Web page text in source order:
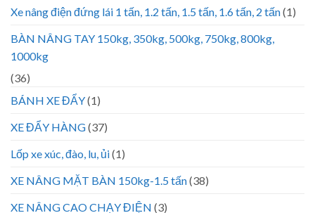
Xe nâng điện đứng lái 1 tấn, 1.2 tấn, 1.5 tấn, 1.6 tấn, 2 tấn(1)
BÀN NÂNG TAY 150kg, 350kg, 500kg, 750kg, 800kg,
1000kg
(36)
BÁNH XE ĐẨY(1)
XE ĐẨY HÀNG(37)
Lốp xe xúc, đào, lu, ủi(1)
XE NÂNG MẶT BÀN 150kg-1.5 tấn(38)
XE NÂNG CAO CHẠY ĐIỆN (3)